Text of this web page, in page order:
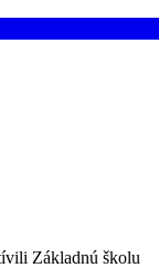
Základnú školu